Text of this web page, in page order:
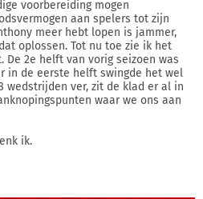
voorbereiding mogen
aan spelers tot zijn
meer hebt lopen is jammer,
oplossen. Tot nu toe zie ik het
De 2e helft van vorig seizoen was
in de eerste helft swingde het wel
wedstrijden ver, zit de klad er al in
waar we ons aan
ik.